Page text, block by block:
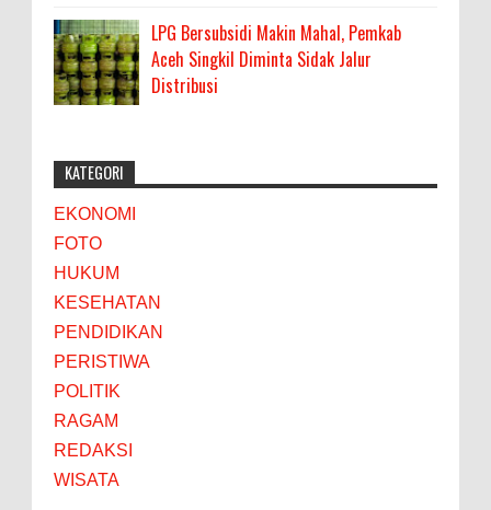
LPG Bersubsidi Makin Mahal, Pemkab
Aceh Singkil Diminta Sidak Jalur
Distribusi
KATEGORI
EKONOMI
FOTO
HUKUM
KESEHATAN
PENDIDIKAN
PERISTIWA
POLITIK
RAGAM
REDAKSI
WISATA